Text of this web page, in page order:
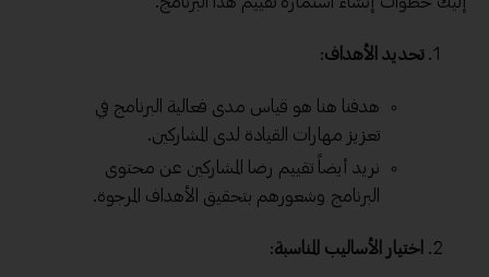
تحديد الأهداف:
هدفنا هنا هو قياس مدى فعالية البرنامج في
تعزيز مهارات القيادة لدى المشاركين.
نريد أيضاً تقييم رضا المشاركين عن محتوى
البرنامج وشعورهم بتحقيق الأهداف المرجوة.
اختيار الأساليب المناسبة: